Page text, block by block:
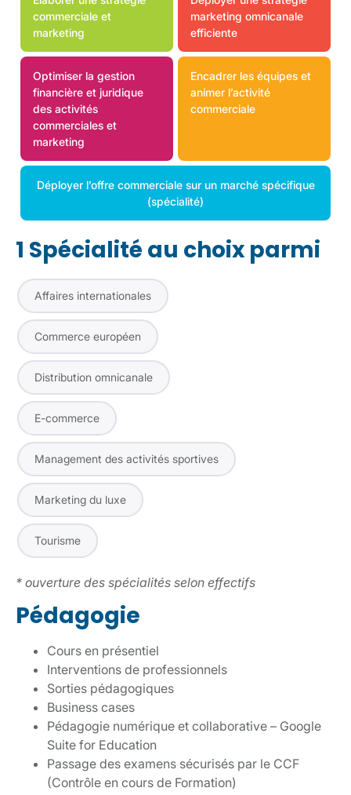
commerciale et
marketing
marketing omnicanale
efficiente
Optimiser la gestion
financière et juridique
des activités
commerciales et
marketing
Encadrer les équipes et
animer l’activité
commerciale
Déployer l’offre commerciale sur un marché spécifique
(spécialité)
1 Spécialité au choix parmi
Affaires internationales
Commerce européen
Distribution omnicanale
E-commerce
Management des activités sportives
Marketing du luxe
Tourisme
* ouverture des spécialités selon effectifs
Pédagogie
Cours en présentiel
Interventions de professionnels
Sorties pédagogiques
Business cases
Pédagogie numérique et collaborative – Google
Suite for Education
Passage des examens sécurisés par le CCF
(Contrôle en cours de Formation)